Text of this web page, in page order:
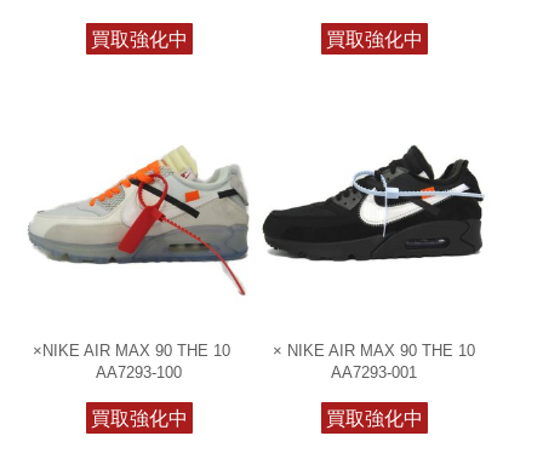
買取強化中 買取強化中
×NIKE AIR MAX 90 THE 10
AA7293-100
買取強化中
× NIKE AIR MAX 90 THE 10
AA7293-001
買取強化中